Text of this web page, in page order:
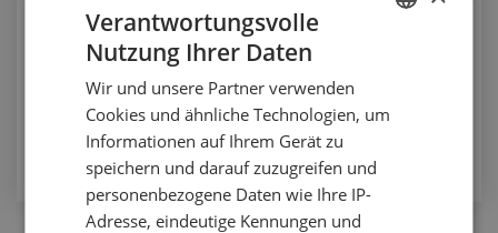
Der Fokus liegt auf den Gräsern
Pflanzenbau
ZUM ARTIKEL
Verantwortungsvolle
Nutzung Ihrer Daten
Wir und unsere Partner verwenden
Cookies und ähnliche Technologien, um
Informationen auf Ihrem Gerät zu
speichern und darauf zuzugreifen und
personenbezogene Daten wie Ihre IP-
Adresse, eindeutige Kennungen und